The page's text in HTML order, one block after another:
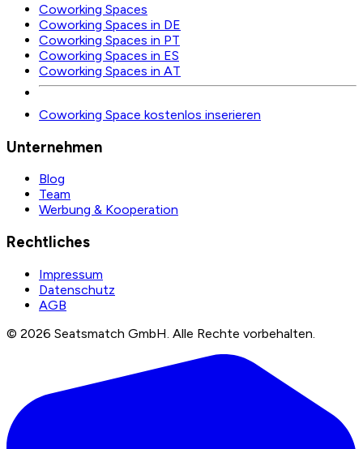
Coworking Spaces
Coworking Spaces in DE
Coworking Spaces in PT
Coworking Spaces in ES
Coworking Spaces in AT
Coworking Space kostenlos inserieren
Unternehmen
Blog
Team
Werbung & Kooperation
Rechtliches
Impressum
Datenschutz
AGB
© 2026 Seatsmatch GmbH. Alle Rechte vorbehalten.